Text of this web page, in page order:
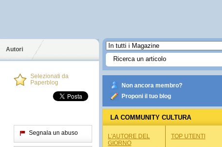
Autori
Selezionati da
Paperblog
Segnala un abuso
Non ancora membro?
Proponi il tuo blog
LA COMMUNITY CULTURA
L'AUTORE DEL
GIORNO
TOP UTENTI